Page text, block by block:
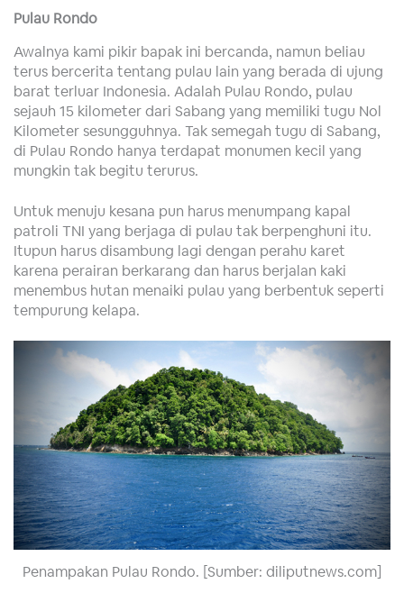
Pulau Rondo
Awalnya kami pikir bapak ini bercanda, namun beliau
terus bercerita tentang pulau lain yang berada di ujung
barat terluar Indonesia. Adalah Pulau Rondo, pulau
sejauh 15 kilometer dari Sabang yang memiliki tugu Nol
Kilometer sesungguhnya. Tak semegah tugu di Sabang,
di Pulau Rondo hanya terdapat monumen kecil yang
mungkin tak begitu terurus.
Untuk menuju kesana pun harus menumpang kapal
patroli TNI yang berjaga di pulau tak berpenghuni itu.
Itupun harus disambung lagi dengan perahu karet
karena perairan berkarang dan harus berjalan kaki
menembus hutan menaiki pulau yang berbentuk seperti
tempurung kelapa.
Penampakan Pulau Rondo. [Sumber: diliputnews.com]